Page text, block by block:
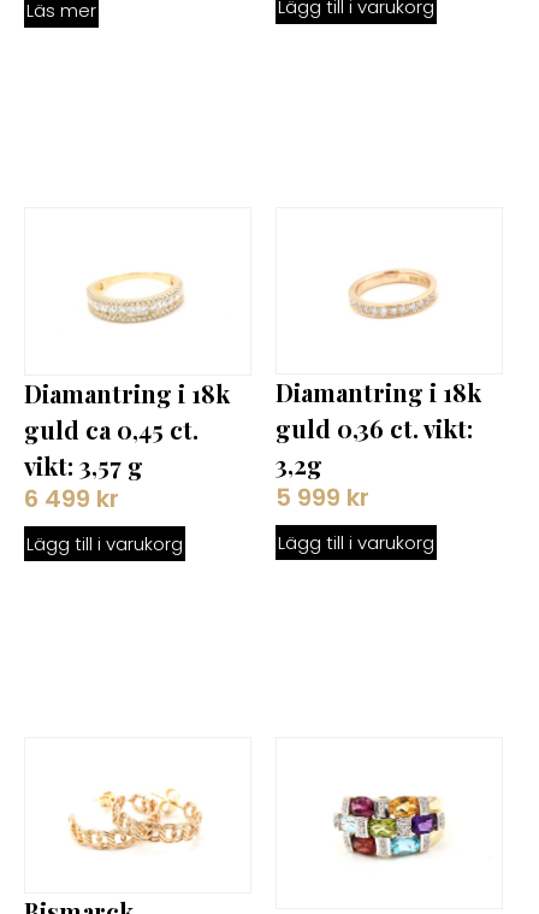
Läs mer Lägg till i varukorg
Diamantring i 18k
guld ca 0,45 ct.
vikt: 3,57 g
6 499 kr
Lägg till i varukorg
Diamantring i 18k
guld 0,36 ct. vikt:
3,2g
5 999 kr
Lägg till i varukorg